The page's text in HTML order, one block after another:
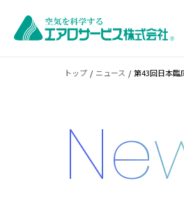
トップ ニュース 第43回日本臨